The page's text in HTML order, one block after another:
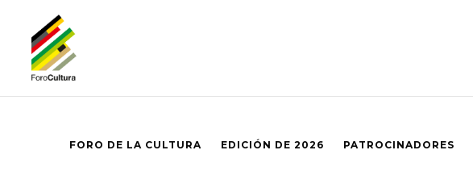
FORO DE LA CULTURA EDICIÓN DE 2026 PATROCINADORES